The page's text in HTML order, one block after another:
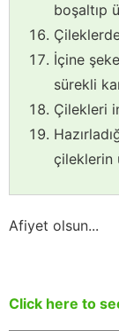
boşaltıp
İçine
sürekli
Çilekleri
çileklerin
Afiyet olsun...
Click here to